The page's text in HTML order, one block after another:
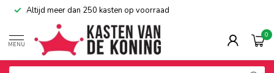
Altijd meer dan 250 kasten op voorraad
MENU
0